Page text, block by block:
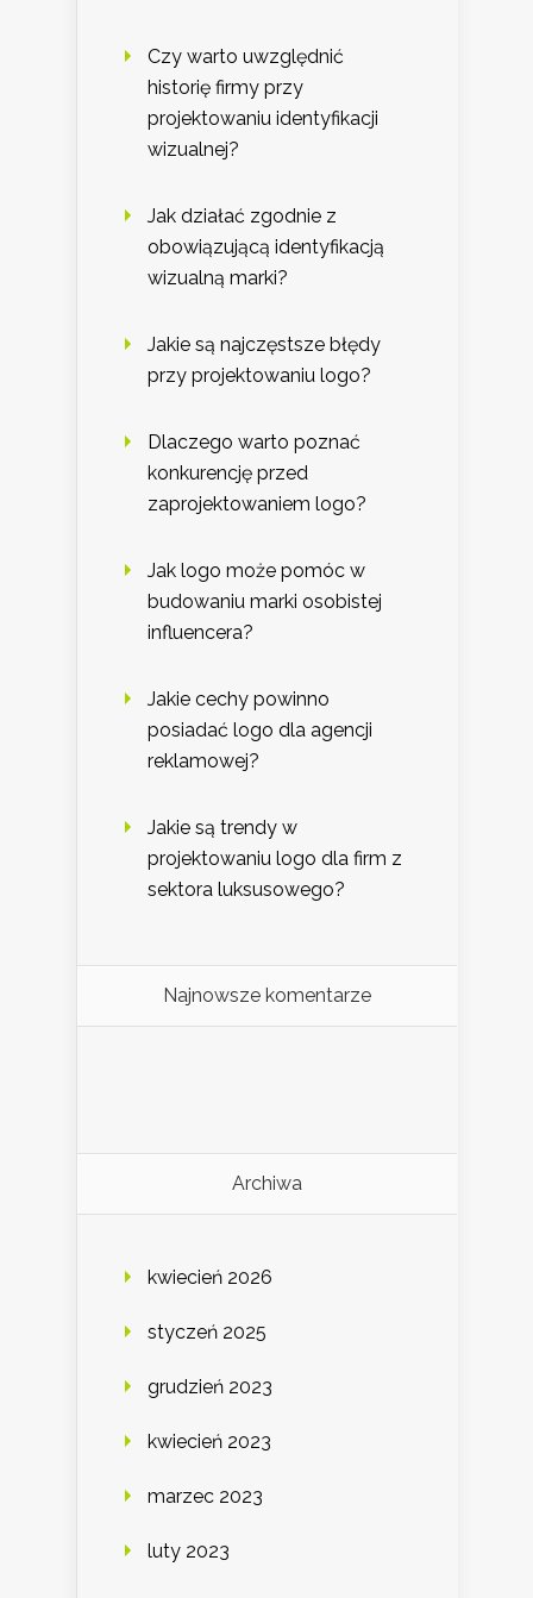
Czy warto uwzględnić
historię firmy przy
projektowaniu identyfikacji
wizualnej?
Jak działać zgodnie z
obowiązującą identyfikacją
wizualną marki?
Jakie są najczęstsze błędy
przy projektowaniu logo?
Dlaczego warto poznać
konkurencję przed
zaprojektowaniem logo?
Jak logo może pomóc w
budowaniu marki osobistej
influencera?
Jakie cechy powinno
posiadać logo dla agencji
reklamowej?
Jakie są trendy w
projektowaniu logo dla firm z
sektora luksusowego?
Najnowsze komentarze
Archiwa
kwiecień 2026
styczeń 2025
grudzień 2023
kwiecień 2023
marzec 2023
luty 2023